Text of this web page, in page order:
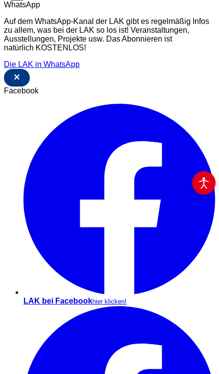
WhatsApp
Auf dem WhatsApp-Kanal der LAK gibt es regelmäßig Infos
zu allem, was bei der LAK so los ist! Veranstaltungen,
Ausstellungen, Projekte usw. Das Abonnieren ist
natürlich KOSTENLOS!
Die LAK in WhatsApp
×
Facebook
LAK bei Facebookhier klicken!